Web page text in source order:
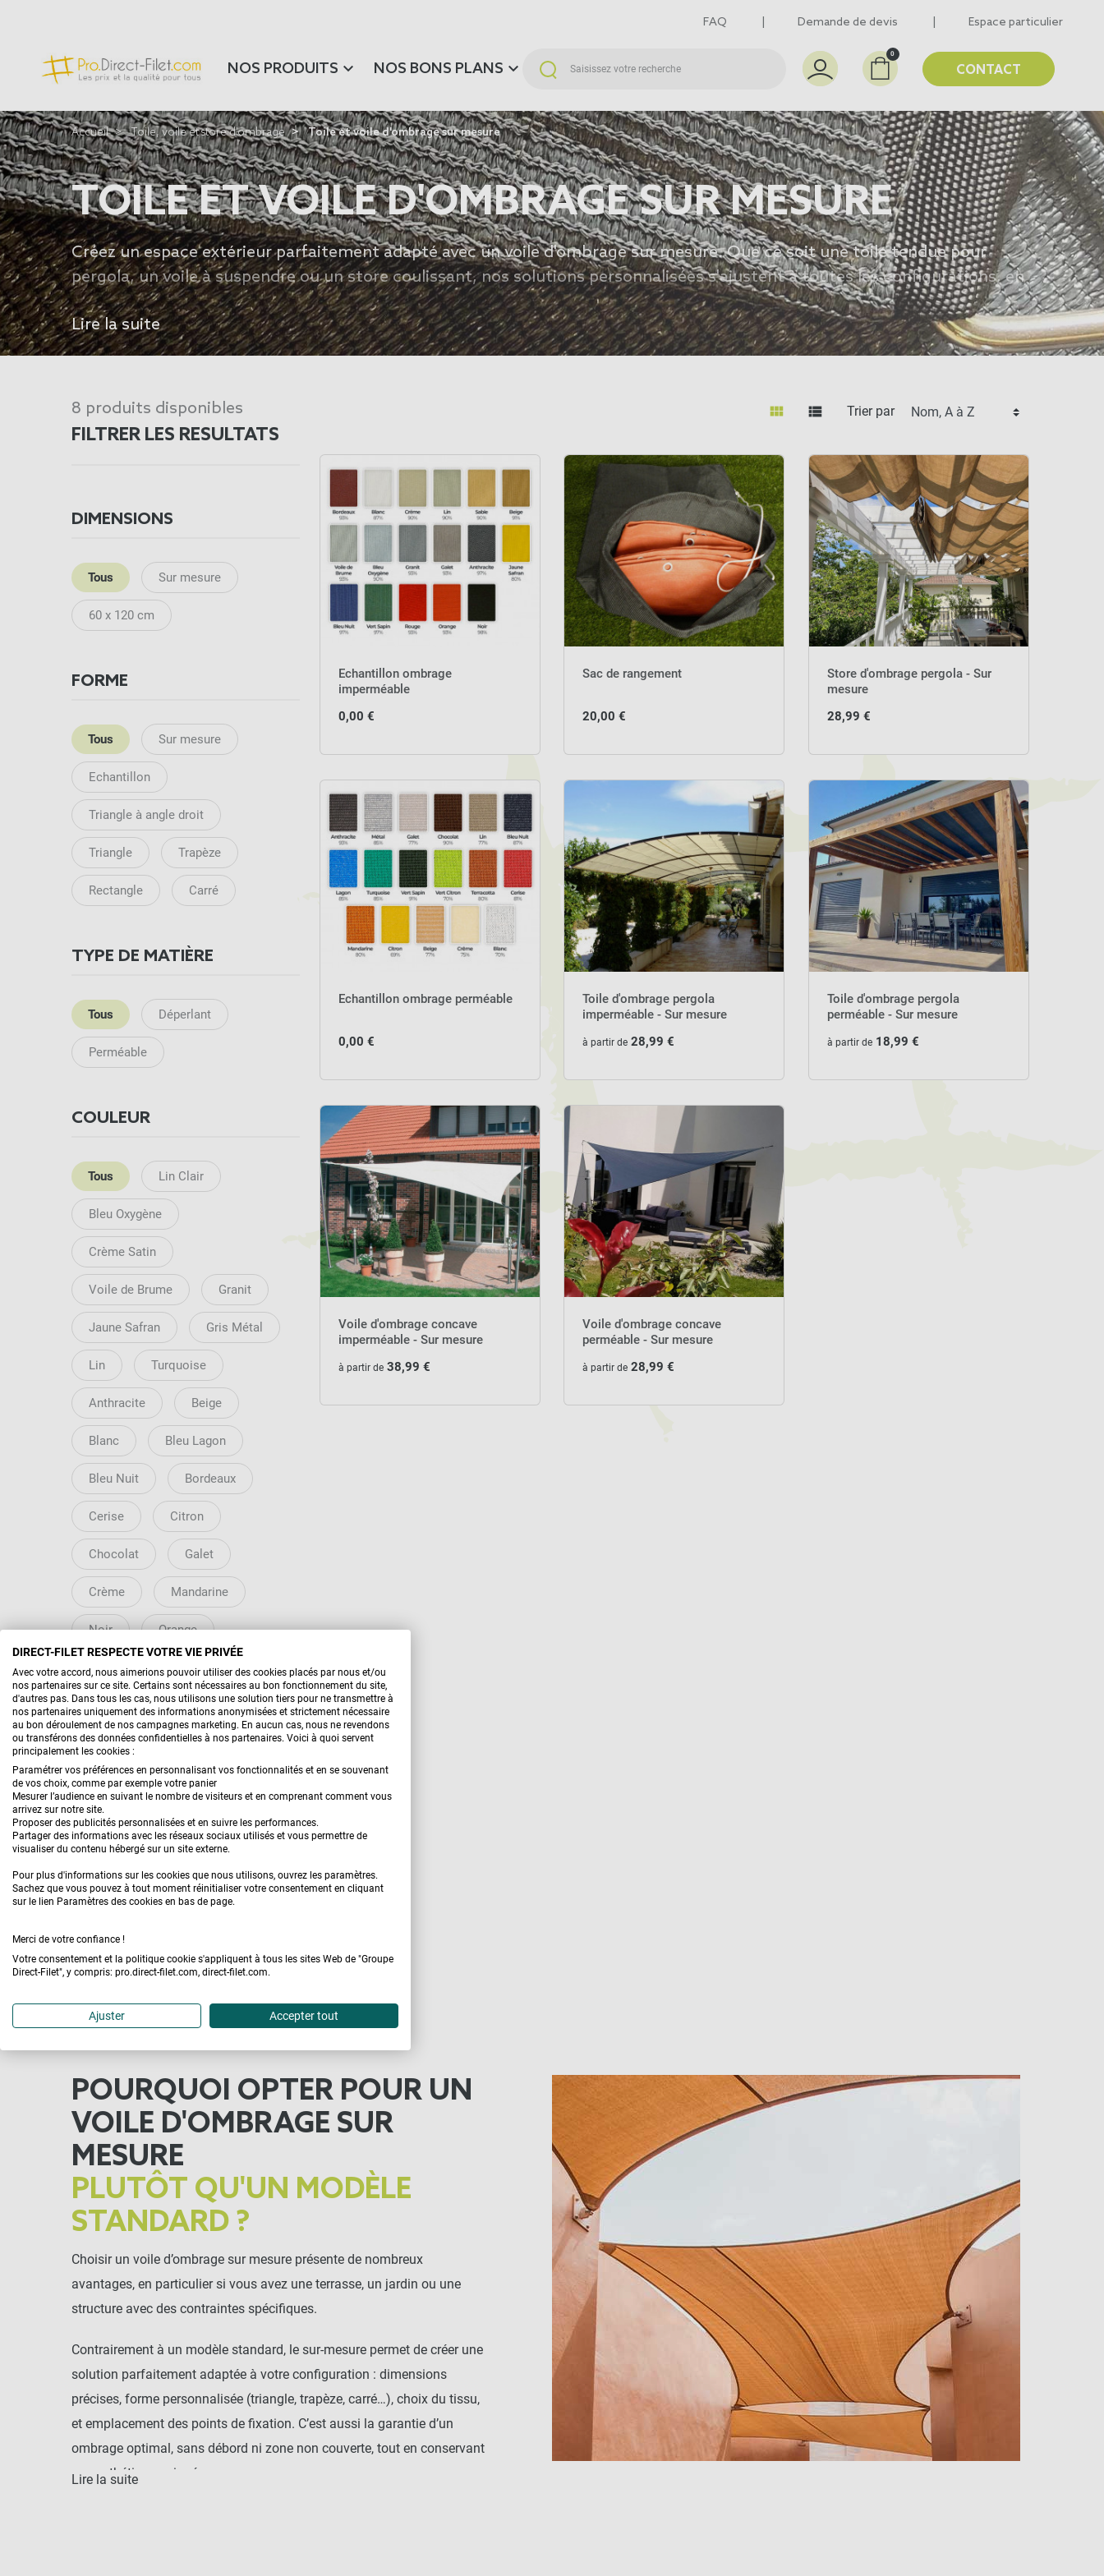
FAQ Demande de devis Espace particulier
0
CONTACT
NOS PRODUITS NOS BONS PLANS
Accueil Toile, voile et store d'ombrage Toile et voile d'ombrage sur mesure
TOILE ET VOILE D'OMBRAGE SUR MESURE
Créez un espace extérieur parfaitement adapté avec unvoile d'ombrage sur mesure. Que ce soit une toile tendue pour
pergola, un voile à suspendre ou un store coulissant, nos solutions personnalisées s'ajustent à toutes les configurations, en
terme de dimension, de forme et de coloris. Et pour plus d'inspirations explorez notre sélection devoile d'ombrage terrasse
Lire la suite
FILTRER LES RESULTATS
8 produits disponibles
DIMENSIONS
Tous Sur mesure
60 x 120 cm
FORME
Tous Sur mesure
Echantillon
Triangle à angle droit
Triangle Trapèze
Rectangle Carré
TYPE DE MATIÈRE
Tous Déperlant
Perméable
COULEUR
Tous Lin Clair
Bleu Oxygène
Crème Satin
Voile de Brume Granit
Jaune Safran Gris Métal
Lin Turquoise
Anthracite Beige
Blanc Bleu Lagon
Bleu Nuit Bordeaux
Cerise Citron
Chocolat Galet
Crème Mandarine
Noir Orange
Rouge Sable
Terracotta Vert Citron
Vert Sapin
SYSTÈME DE POSE
Ombrage tendu, à poser sur une
Ombrage suspendu, à fixer sur
des poteaux ou points d'accroche
view_module view_list Trier par
Echantillon ombrage
imperméable
0,00 €
Sac de rangement
20,00 €
Store d'ombrage pergola - Sur
mesure
28,99 €
Echantillon ombrage perméable
0,00 €
Toile d'ombrage pergola
imperméable - Sur mesure
à partir de 28,99 €
Toile d'ombrage pergola
perméable - Sur mesure
à partir de 18,99 €
Voile d'ombrage concave
imperméable - Sur mesure
à partir de 38,99 €
Voile d'ombrage concave
perméable - Sur mesure
à partir de 28,99 €
POURQUOI OPTER POUR UN
VOILE D'OMBRAGE SUR
MESURE
PLUTÔT QU'UN MODÈLE
STANDARD ?
Choisir un voile d’ombrage sur mesure présente de nombreux
avantages, en particulier si vous avez une terrasse, un jardin ou une
structure avec des contraintes spécifiques.
Contrairement à un modèle standard, le sur-mesure permet de créer une
solution parfaitement adaptée à votre configuration : dimensions
précises, forme personnalisée (triangle, trapèze, carré…), choix du tissu,
et emplacement des points de fixation. C’est aussi la garantie d’un
ombrage optimal, sans débord ni zone non couverte, tout en conservant
une esthétique soignée.
Lire la suite
DIRECT-FILET RESPECTE VOTRE VIE PRIVÉE
Avec votre accord, nous aimerions pouvoir utiliser des cookies placés par nous et/ou
nos partenaires sur ce site. Certains sont nécessaires au bon fonctionnement du site,
d'autres pas. Dans tous les cas, nous utilisons une solution tiers pour ne transmettre à
nos partenaires uniquement des informations anonymisées et strictement nécessaire
au bon déroulement de nos campagnes marketing. En aucun cas, nous ne revendons
ou transférons des données confidentielles à nos partenaires. Voici à quoi servent
principalement les cookies :
Paramétrer vos préférences en personnalisant vos fonctionnalités et en se souvenant
de vos choix, comme par exemple votre panier
Mesurer l’audience en suivant le nombre de visiteurs et en comprenant comment vous
arrivez sur notre site.
Proposer des publicités personnalisées et en suivre les performances.
Partager des informations avec les réseaux sociaux utilisés et vous permettre de
visualiser du contenu hébergé sur un site externe.
Pour plus d'informations sur les cookies que nous utilisons, ouvrez les paramètres.
Sachez que vous pouvez à tout moment réinitialiser votre consentement en cliquant
sur le lien Paramètres des cookies en bas de page.
Merci de votre confiance !
Votre consentement et la politique cookie s'appliquent à tous les sites Web de "Groupe
Direct-Filet", y compris: pro.direct-filet.com, direct-filet.com.
Ajuster Accepter tout